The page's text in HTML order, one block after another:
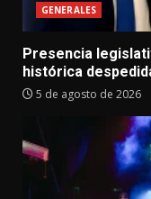
GENERALES
Presencia
histórica
5 de agosto de 2026